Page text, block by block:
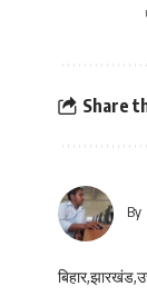
Share
By